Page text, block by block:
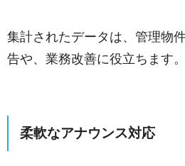
集計されたデータは、管理物
告や、業務改善に役立ちます。
柔軟なアナウンス対応